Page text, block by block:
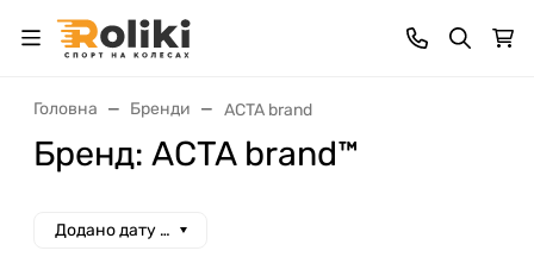
Головна Бренди ACTA brand
Бренд: ACTA brand™
Додано дату спад